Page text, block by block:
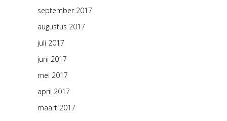
september 2017
augustus 2017
juli 2017
juni 2017
mei 2017
april 2017
maart 2017